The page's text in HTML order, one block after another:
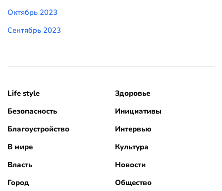
Октябрь 2023
Сентябрь 2023
Life style
Безопасность
Благоустройство
В мире
Власть
Город
Здоровье
Инициативы
Интервью
Культура
Новости
Общество